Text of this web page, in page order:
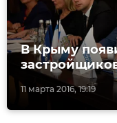
11 марта 2016, 19:19
В Крыму